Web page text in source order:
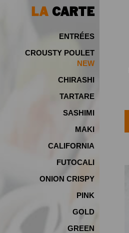
LA CARTE
ENTRÉES
CROUSTY POULET
NEW
CHIRASHI
TARTARE
SASHIMI
MAKI
CALIFORNIA
FUTOCALI
ONION CRISPY
PINK
GOLD
GREEN